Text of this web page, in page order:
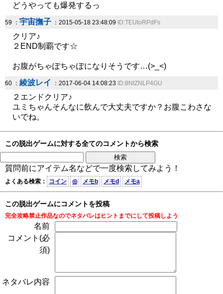
どうやっても爆発するっ
59 ： 宇宙撫子 ：2015-05-18 23:48:09 ID:TEUtoRPdFs
クリア♪
２END制覇です☆
お腹がちゃぽちゃぽになりそうです…(>_<)
60 ： 綾波レイ ：2017-06-04 14:08:23 ID:8NtZNLP4GU
２エンドクリア♪
ユミちゃんそんなに飲んで大丈夫ですか？お腹こわさな
いでね。
この脱出ゲームに対する全てのコメントから検索
質問前にアイテム名などで一度検索してみよう！
よくある検索： コイン ◎ メモb メモd メモa
この脱出ゲームにコメントを投稿
完全攻略禁止作品なのでネタバレはヒントまでにして投稿しよう
名前
コメント(必
須)
ネタバレ内容